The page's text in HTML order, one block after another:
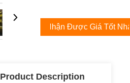
Nhận Được Giá Tốt Nhất
Product Description